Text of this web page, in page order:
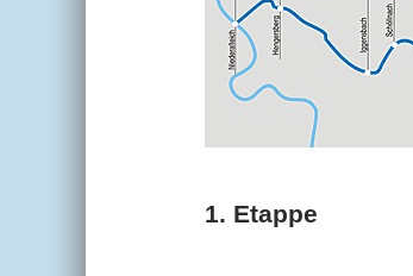
1. Etappe